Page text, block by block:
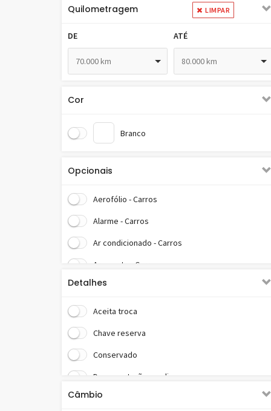
Quilometragem LIMPAR
DE
70.000 km
ATÉ
80.000 km
Cor
Branco
Opcionais
Aerofólio - Carros
Alarme - Carros
Ar condicionado - Carros
Ar quente - Carros
Banco motorista c/ reg. altura - Carros
Calotas - Carros
Direção hidráulica - Carros
Encosto de cabeça traseiro - Carros
Freios ABS - Carros
Parachoque na cor do veículo - Carros
Detalhes
Aceita troca
Chave reserva
Conservado
Documentação em dia
IPVA pago
Câmbio